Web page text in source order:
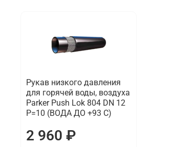
Рукав низкого давления
для горячей воды, воздуха
Parker Push Lok 804 DN 12
P=10 (ВОДА ДО +93 С)
2 960 ₽